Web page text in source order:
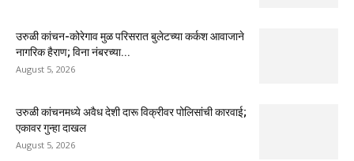
उरुळी कांचन-कोरेगाव मुळ परिसरात बुलेटच्या कर्कश आवाजाने
नागरिक हैराण; विना नंबरच्या...
August 5, 2026
उरुळी कांचनमध्ये अवैध देशी दारू विक्रीवर पोलिसांची कारवाई;
एकावर गुन्हा दाखल
August 5, 2026